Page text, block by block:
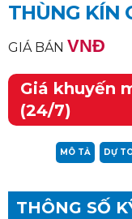
THÙNG KÍN
GIÁ BÁN VNĐ
Giá khuyến
(24/7)
MÔ TẢ DỰ
THÔNG SỐ